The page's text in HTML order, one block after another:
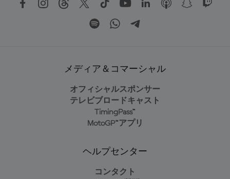
メディア＆コマーシャル
オフィシャルスポンサー
テレビブロードキャスト
TimingPass™
MotoGP™アプリ
ヘルプセンター
コンタクト